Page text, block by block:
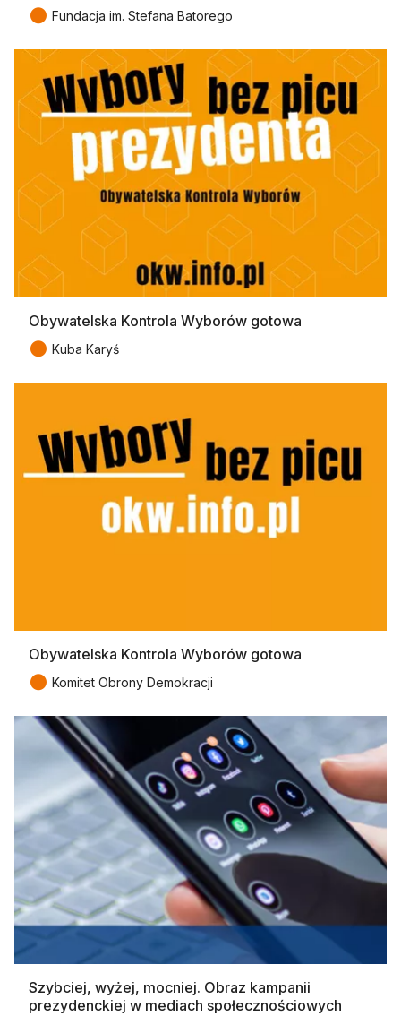
● Fundacja im. Stefana Batorego
Obywatelska Kontrola Wyborów gotowa
● Kuba Karyś
Obywatelska Kontrola Wyborów gotowa
● Komitet Obrony Demokracji
Szybciej, wyżej, mocniej. Obraz kampanii
prezydenckiej w mediach społecznościowych